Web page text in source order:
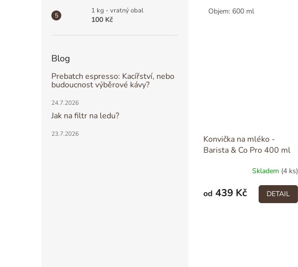
1 kg - vratný obal
100 Kč
Blog
Prebatch espresso: Kacířství, nebo
budoucnost výběrové kávy?
24.7.2026
Jak na filtr na ledu?
23.7.2026
Objem: 600 ml
Konvička na mléko -
Barista & Co Pro 400 ml
Skladem (4 ks)
od 439 Kč DETAIL